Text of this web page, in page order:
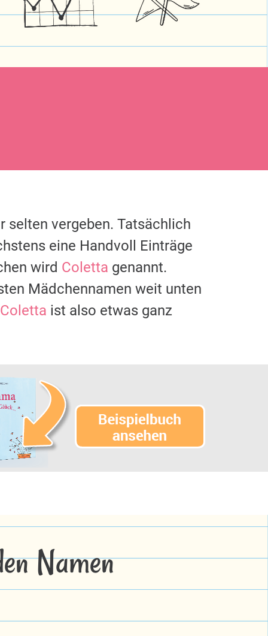
selten vergeben. Tatsächlich
eine Handvoll Einträge
wird Coletta genannt.
Mädchennamen weit unten
Coletta ist also etwas ganz
Namen